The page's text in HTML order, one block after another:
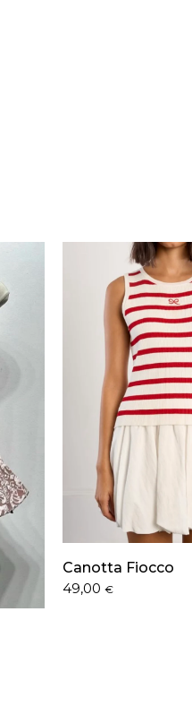
Canotta Fiocco
49,00 €